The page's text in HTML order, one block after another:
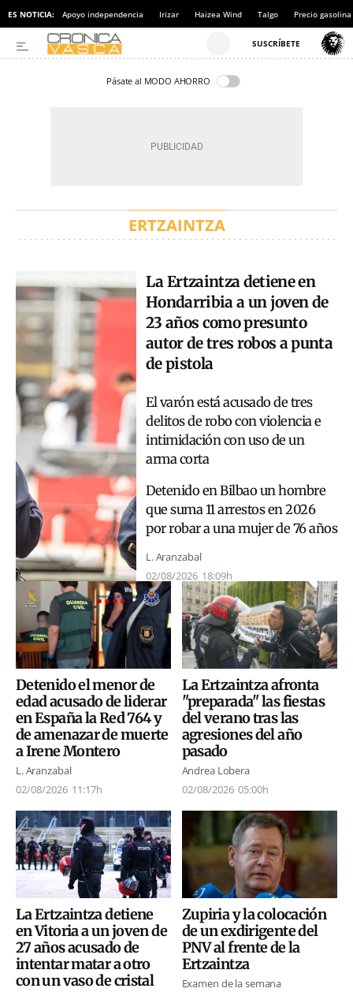
ES NOTICIA: Apoyo independencia Irizar Haizea Wind Talgo Precio gasolina
Pásate al MODO AHORRO
ERTZAINTZA
La Ertzaintza detiene en
Hondarribia a un joven de
23 años como presunto
autor de tres robos a punta
de pistola
El varón está acusado de tres
delitos de robo con violencia e
intimidación con uso de un
arma corta
Detenido en Bilbao un hombre
que suma 11 arrestos en 2026
por robar a una mujer de 76 años
L. Aranzabal
02/08/2026 18:09h
Detenido el menor de
edad acusado de liderar
en España la Red 764 y
de amenazar de muerte
a Irene Montero
L. Aranzabal
02/08/2026 11:17h
La Ertzaintza afronta
"preparada" las fiestas
del verano tras las
agresiones del año
pasado
Andrea Lobera
02/08/2026 05:00h
La Ertzaintza detiene
en Vitoria a un joven de
27 años acusado de
intentar matar a otro
con un vaso de cristal
Zupiria y la colocación
de un exdirigente del
PNV al frente de la
Ertzaintza
Examen de la semana